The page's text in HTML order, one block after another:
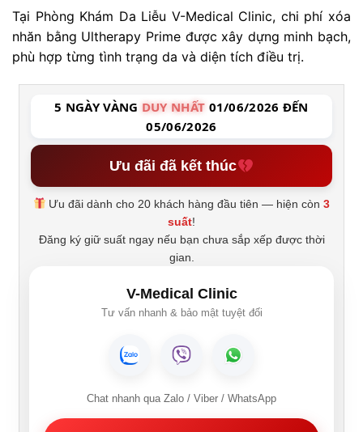
Tại Phòng Khám Da Liễu V-Medical Clinic, chi phí xóa
nhăn bằng Ultherapy Prime được xây dựng minh bạch,
phù hợp từng tình trạng da và diện tích điều trị.
5 NGÀY VÀNG DUY NHẤT 01/06/2026 ĐẾN
05/06/2026
Ưu đãi đã kết thúc
Ưu đãi dành cho 20 khách hàng đầu tiên — hiện còn3
suất!
Đăng ký giữ suất ngay nếu bạn chưa sắp xếp được thời
gian.
V-Medical Clinic
Tư vấn nhanh & bảo mật tuyệt đối
Chat nhanh qua Zalo / Viber / WhatsApp